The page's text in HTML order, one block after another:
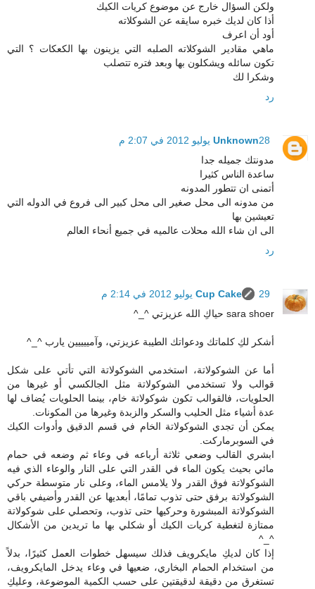
ولكن السؤال خارج عن موضوع كريات الكيك
أذا كان لديك خبره سايقه عن الشوكلاته
أود أن اعرف
ماهي مقادير الشوكلاته الصلبه التي يزينون بها الكعكات ؟ التي
تكون سائله ويشكلون بها وبعد فتره تتصلب
وشكرا لك
رد
Unknown28 يوليو 2012 في 2:07 م
مدونتك جميله جدا
ساعدة الناس كثيرا
أتمنى ان تتطور المدونه
من مدونه الى محل صغير الى محل كبير الى فروع في الدوله التي
تعيشين بها
الى ان شاء الله محلات عالميه في جميع أنحاء العالم
رد
Cup Cake
29 يوليو 2012 في 2:14 م
sara shoer حياكِ الله عزيزتي ^_^
أشكر لكِ كلماتك ودعواتك الطيبة عزيزتي، وآمييييين يارب ^_^
أما عن الشوكولاتة، استخدمي الشوكولاتة التي تأتي على شكل
قوالب ولا تستخدمي الشوكولاتة مثل الجالكسي أو غيرها من
الحلويات، فالقوالب تكون شوكولاتة خام، بينما الحلويات يُضاف لها
عدة أشياء مثل الحليب والسكر والزبدة وغيرها من المكونات.
يمكن أن تجدي الشوكولاتة الخام في قسم الدقيق وأدوات الكيك
في السوبرماركت.
ابشري القالب وضعي ثلاثة أرباعه في وعاء ثم وضعه في حمام
مائي بحيث يكون الماء في القدر التي على النار والوعاء الذي فيه
الشوكولاتة فوق القدر ولا يلامس الماء، وعلى نار متوسطة حركي
الشوكولاتة برفق حتى تذوب تمامًا، أبعديها عن القدر وأضيفي باقي
الشوكولاتة المبشورة وحركيها حتى تذوب، وتحصلي على شوكولاتة
ممتازة لتغطية كريات الكيك أو شكلي بها ما تريدين من الأشكال
^_^
إذا كان لديكِ مايكرويف فذلك سيسهل خطوات العمل كثيرًا، بدلاً
من استخدام الحمام البخاري، ضعيها في وعاء يدخل المايكرويف،
تستغرق من دقيقة لدقيقتين على حسب الكمية الموضوعة، وعليكِ